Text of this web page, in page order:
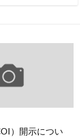
）開示につい